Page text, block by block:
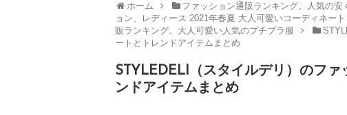
ホーム ファッション通販ランキング。人気の
ョン、レディース 2021年春夏 大人可愛いコーディネー
販ランキング。大人可愛い人気のプチプラ服
ートとトレンドアイテムまとめ
STYLEDELI（スタイルデリ）のフ
ンドアイテムまとめ